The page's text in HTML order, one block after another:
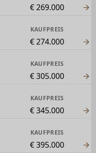
€ 269.000
KAUFPREIS
€ 274.000
KAUFPREIS
€ 305.000
KAUFPREIS
€ 345.000
KAUFPREIS
€ 395.000